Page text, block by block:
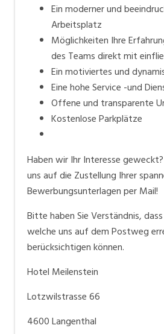
Ein moderner und
Arbeitsplatz
Möglichkeiten Ihre
des Teams direkt mit
Ein motiviertes und
Eine hohe Service -und
Offene und transparente
Kostenlose Parkplätze
Haben wir Ihr Interesse
uns auf die Zustellung Ihrer
Bewerbungsunterlagen per Mail!
Bitte haben Sie Verständnis,
welche uns auf dem Postweg
berücksichtigen können.
Hotel Meilenstein
Lotzwilstrasse 66
4600 Langenthal